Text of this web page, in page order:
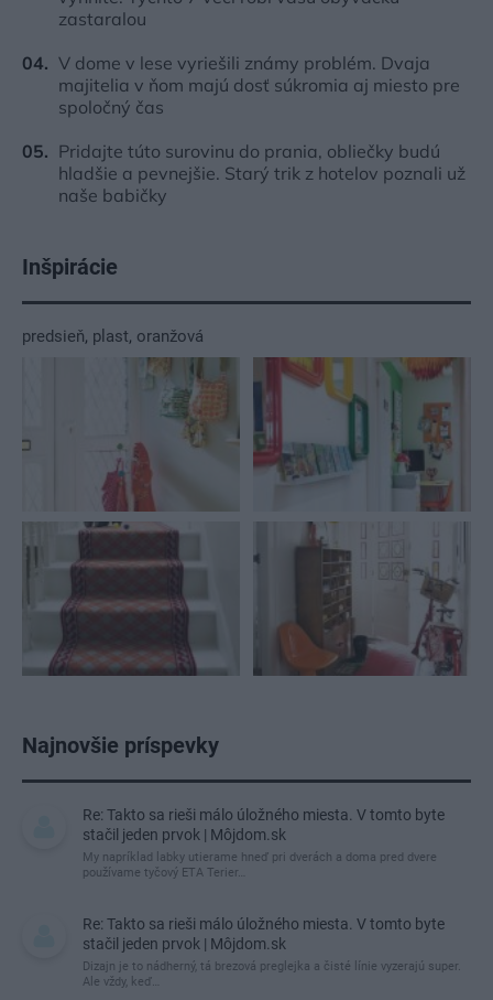
zastaralou
V dome v lese vyriešili známy problém. Dvaja
majitelia v ňom majú dosť súkromia aj miesto pre
spoločný čas
Pridajte túto surovinu do prania, obliečky budú
hladšie a pevnejšie. Starý trik z hotelov poznali už
naše babičky
Inšpirácie
predsieň, plast, oranžová
Najnovšie príspevky
Re: Takto sa rieši málo úložného miesta. V tomto byte
stačil jeden prvok | Môjdom.sk
My napríklad labky utierame hneď pri dverách a doma pred dvere
používame tyčový ETA Terier…
Re: Takto sa rieši málo úložného miesta. V tomto byte
stačil jeden prvok | Môjdom.sk
Dizajn je to nádherný, tá brezová preglejka a čisté línie vyzerajú super.
Ale vždy, keď…